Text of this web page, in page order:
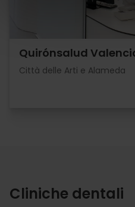
Quirónsalud
Città delle Arti e Alameda
Cliniche dentali